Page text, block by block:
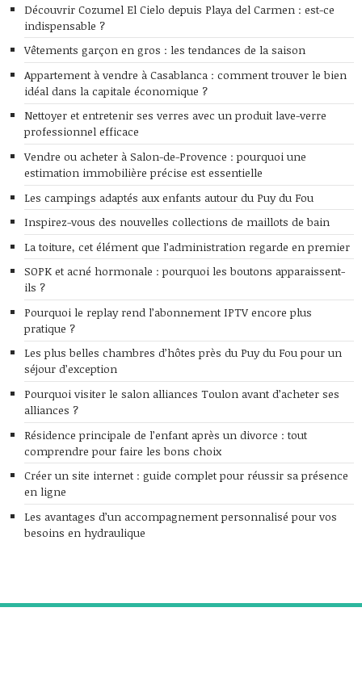
Découvrir Cozumel El Cielo depuis Playa del Carmen : est-ce
indispensable ?
Vêtements garçon en gros : les tendances de la saison
Appartement à vendre à Casablanca : comment trouver le bien
idéal dans la capitale économique ?
Nettoyer et entretenir ses verres avec un produit lave-verre
professionnel efficace
Vendre ou acheter à Salon-de-Provence : pourquoi une
estimation immobilière précise est essentielle
Les campings adaptés aux enfants autour du Puy du Fou
Inspirez-vous des nouvelles collections de maillots de bain
La toiture, cet élément que l’administration regarde en premier
SOPK et acné hormonale : pourquoi les boutons apparaissent-
ils ?
Pourquoi le replay rend l’abonnement IPTV encore plus
pratique ?
Les plus belles chambres d’hôtes près du Puy du Fou pour un
séjour d’exception
Pourquoi visiter le salon alliances Toulon avant d’acheter ses
alliances ?
Résidence principale de l’enfant après un divorce : tout
comprendre pour faire les bons choix
Créer un site internet : guide complet pour réussir sa présence
en ligne
Les avantages d’un accompagnement personnalisé pour vos
besoins en hydraulique